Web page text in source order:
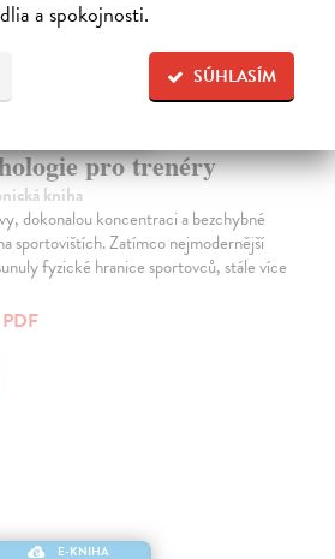
a spokojnosti.
SÚHLASÍM
pro trenéry
kniha
dokonalou koncentraci a bezchybné
sportovištích. Zatímco nejmodernější
fyzické hranice sportovců, stále více
PDF
E-KNIHA